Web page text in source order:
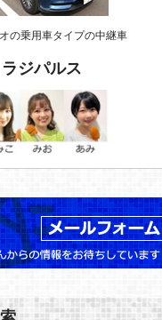
の乗用車タイプの中継車
ラジパルス